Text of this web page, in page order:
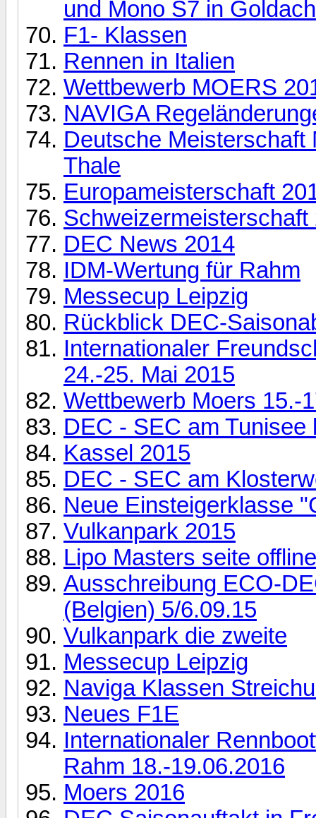
und Mono S7 in
F1- Klassen
Rennen in Italien
Wettbewerb MOERS
NAVIGA
Deutsche Meisterschaft
Thale
Europameisterschaft
DEC News 2014
IDM-Wertung für Rahm
Messecup Leipzig
Rückblick DEC-
Internationaler
24.-25. Mai 2015
Wettbewerb Moers 15.-
DEC - SEC am Tunisee
Kassel 2015
DEC - SEC am
Neue Einsteigerklasse
Vulkanpark 2015
Lipo Masters seite
Ausschreibung ECO-
(Belgien) 5/6.09.15
Vulkanpark die zweite
Messecup Leipzig
Naviga Klassen
Neues F1E
Internationaler
Rahm 18.-19.06.2016
Moers 2016